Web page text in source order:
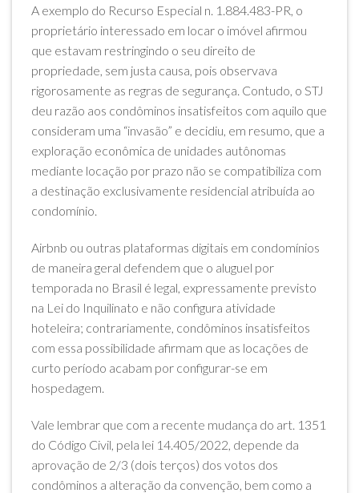
A exemplo do Recurso Especial n. 1.884.483-PR, o
proprietário interessado em locar o imóvel afirmou
que estavam restringindo o seu direito de
propriedade, sem justa causa, pois observava
rigorosamente as regras de segurança. Contudo, o STJ
deu razão aos condôminos insatisfeitos com aquilo que
consideram uma “invasão” e decidiu, em resumo, que a
exploração econômica de unidades autônomas
mediante locação por prazo não se compatibiliza com
a destinação exclusivamente residencial atribuída ao
condomínio.
Airbnb ou outras plataformas digitais em condomínios
de maneira geral defendem que o aluguel por
temporada no Brasil é legal, expressamente previsto
na Lei do Inquilinato e não configura atividade
hoteleira; contrariamente, condôminos insatisfeitos
com essa possibilidade afirmam que as locações de
curto período acabam por configurar-se em
hospedagem.
Vale lembrar que com a recente mudança do art. 1351
do Código Civil, pela lei 14.405/2022, depende da
aprovação de 2/3 (dois terços) dos votos dos
condôminos a alteração da convenção, bem como a